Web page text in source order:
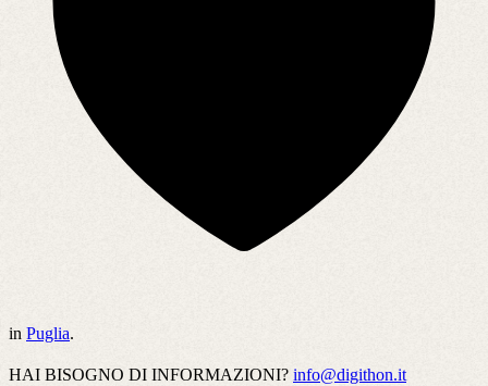
in Puglia.
HAI BISOGNO DI INFORMAZIONI? info@digithon.it